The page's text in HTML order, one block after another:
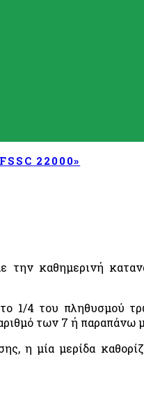
22000»
την καθημερινή
1/4 του πληθυσμού
των 7 ή παραπάνω
η μία μερίδα